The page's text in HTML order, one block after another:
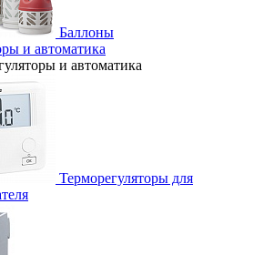
Баллоны
и автоматика
и автоматика
Терморегуляторы для